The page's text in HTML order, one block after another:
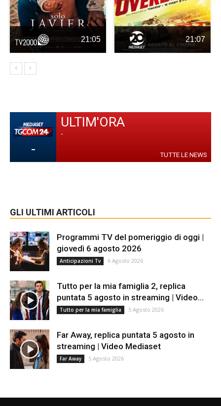
21:05 21:07
-
ULTIM'ORA
-
TUTTE LE NEWS
GLI ULTIMI ARTICOLI
Programmi TV del pomeriggio di oggi |
giovedì 6 agosto 2026
Anticipazioni Tv 6 Agosto 2026
Tutto per la mia famiglia 2, replica
puntata 5 agosto in streaming | Video...
Tutto per la mia famiglia 5 Agosto 2026
Far Away, replica puntata 5 agosto in
streaming | Video Mediaset
Far Away 5 Agosto 2026